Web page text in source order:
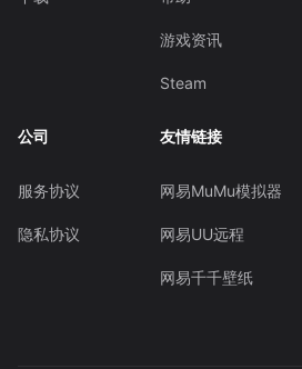
游戏资讯
Steam
公司
服务协议
隐私协议
友情链接
网易MuMu模拟器
网易UU远程
网易千千壁纸